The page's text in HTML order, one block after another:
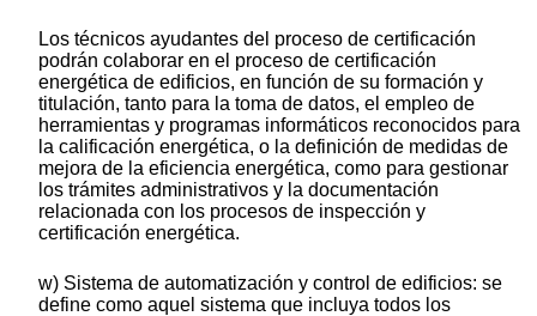
Los técnicos ayudantes del proceso de certificación
podrán colaborar en el proceso de certificación
energética de edificios, en función de su formación y
titulación, tanto para la toma de datos, el empleo de
herramientas y programas informáticos reconocidos para
la calificación energética, o la definición de medidas de
mejora de la eficiencia energética, como para gestionar
los trámites administrativos y la documentación
relacionada con los procesos de inspección y
certificación energética.
w) Sistema de automatización y control de edificios: se
define como aquel sistema que incluya todos los